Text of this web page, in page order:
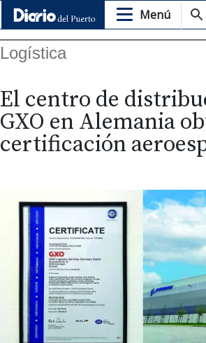
Menú
Logística
El centro de
GXO en Alemania
certificación